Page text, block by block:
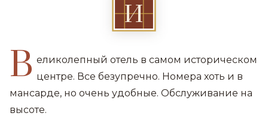
И
В еликолепный отель в самом историческом
центре. Все безупречно. Номера хоть и в
мансарде, но очень удобные. Обслуживание на
высоте.